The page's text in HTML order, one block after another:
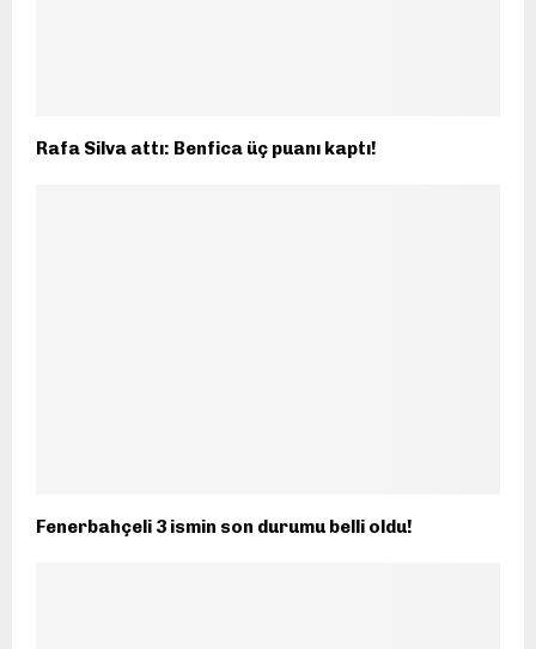
Rafa Silva attı: Benfica üç puanı kaptı!
Fenerbahçeli 3 ismin son durumu belli oldu!